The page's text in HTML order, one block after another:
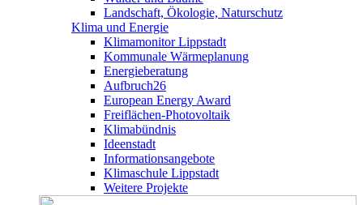
Landschaft, Ökologie, Naturschutz
Klima und Energie
Klimamonitor Lippstadt
Kommunale Wärmeplanung
Energieberatung
Aufbruch26
European Energy Award
Freiflächen-Photovoltaik
Klimabündnis
Ideenstadt
Informationsangebote
Klimaschule Lippstadt
Weitere Projekte